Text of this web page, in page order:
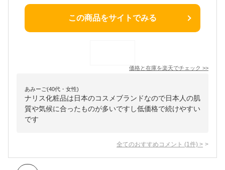
この商品をサイトでみる
価格と在庫を楽天でチェック >>
あみーご(40代・女性)
ナリス化粧品は日本のコスメブランドなので日本人の肌
質や気候に合ったものが多いですし低価格で続けやすい
です
全てのおすすめコメント (1 件) >